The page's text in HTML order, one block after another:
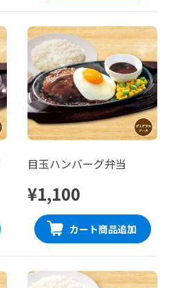
目玉ハンバーグ弁当
¥1,100
カート商品追加